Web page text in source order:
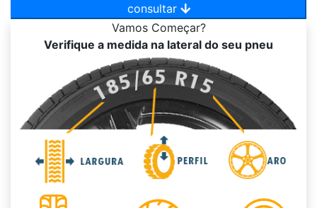
consultar
Vamos Começar?
Verifique a medida na lateral do seu pneu